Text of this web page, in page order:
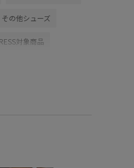
その他シューズ
対象商品